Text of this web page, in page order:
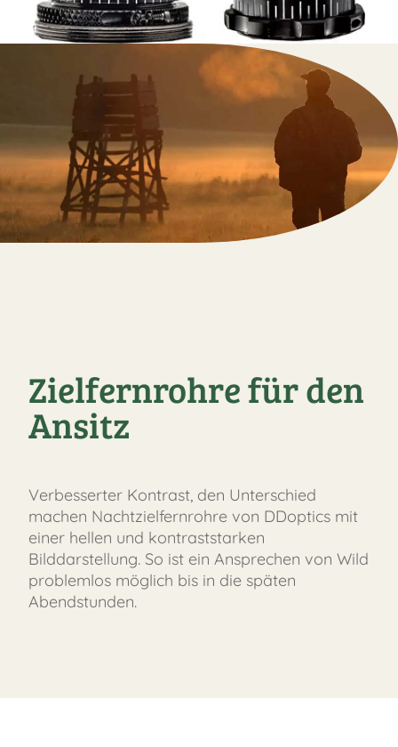
Zielfernrohre für den
Ansitz
Verbesserter Kontrast, den Unterschied
machen Nachtzielfernrohre von DDoptics mit
einer hellen und kontraststarken
Bilddarstellung. So ist ein Ansprechen von Wild
problemlos möglich bis in die späten
Abendstunden.